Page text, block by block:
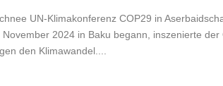
UN-Klimakonferenz COP29 in
2024 in Baku begann, inszenierte
den Klimawandel....